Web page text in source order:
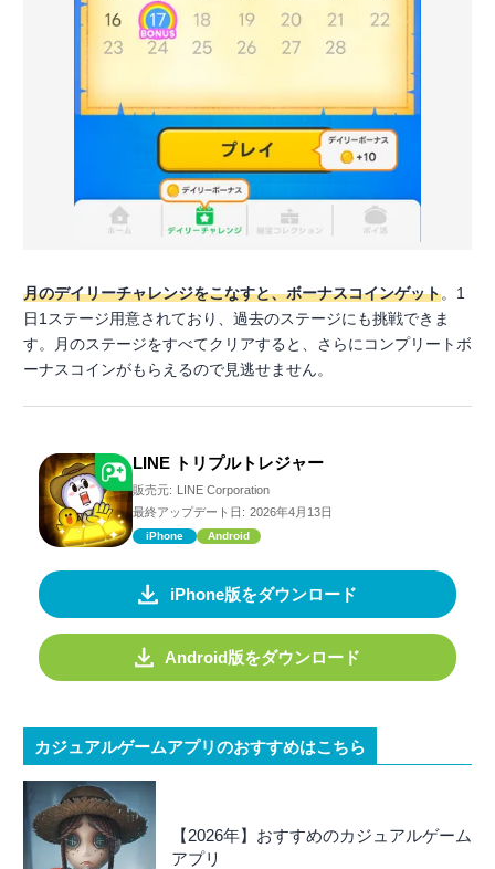
月のデイリーチャレンジをこなすと、ボーナスコインゲット。1
日1ステージ用意されており、過去のステージにも挑戦できま
す。月のステージをすべてクリアすると、さらにコンプリートボ
ーナスコインがもらえるので見逃せません。
LINE トリプルトレジャー
販売元:
LINE Corporation
最終アップデート日: 2026年4月13日
iPhone Android
iPhone版をダウンロード
Android版をダウンロード
カジュアルゲームアプリのおすすめはこちら
【2026年】おすすめのカジュアルゲーム
アプリ